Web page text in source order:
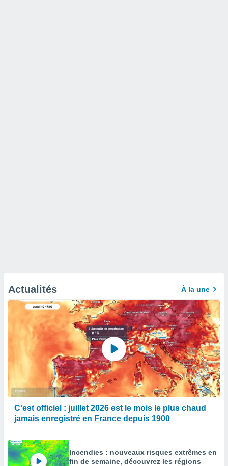
Actualités À la une
C'est officiel : juillet 2026 est le mois le plus chaud
jamais enregistré en France depuis 1900
Incendies : nouveaux risques extrêmes en
fin de semaine, découvrez les régions